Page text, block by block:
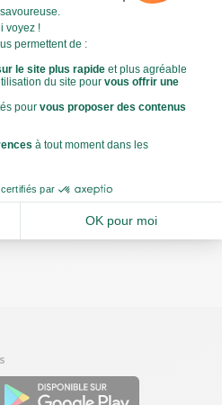
calculé par
?
de visualiser l’empreinte
d'informationsici